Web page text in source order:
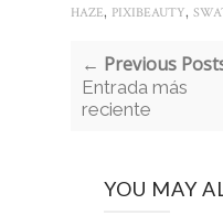
HAZE, PIXIBEAUTY,
← Previous
Entrada más
reciente
YOU MAY